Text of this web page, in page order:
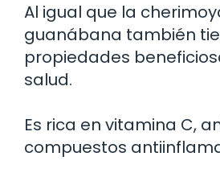
Al igual que la
guanábana también
propiedades
salud.
Es rica en vitamina C,
compuestos